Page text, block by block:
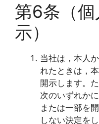
第6条（
示）
当社は，本人
れたときは，
開示します。
次のいずれか
または一部を
しない決定を